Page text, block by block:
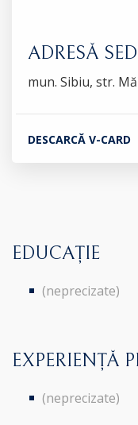
ADRESĂ
mun. Sibiu, str.
DESCARCĂ V-CARD
EDUCAȚIE
(neprecizate)
EXPERIENȚĂ
(neprecizate)